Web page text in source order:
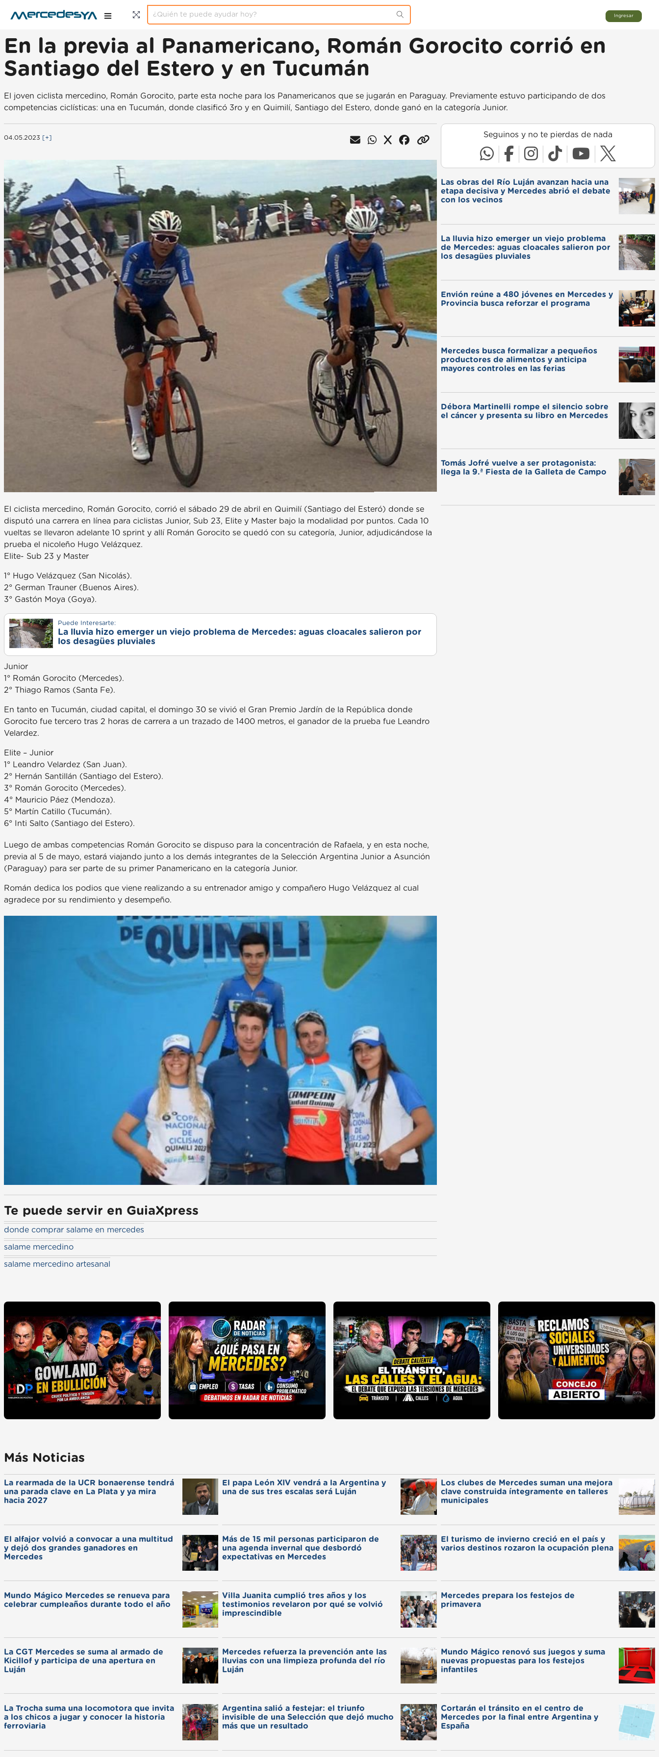
Ingresar
En la previa al Panamericano, Román Gorocito corrió en
Santiago del Estero y en Tucumán
El joven ciclista mercedino, Román Gorocito, parte esta noche para los Panamericanos que se jugarán en Paraguay. Previamente estuvo participando de dos
competencias ciclísticas: una en Tucumán, donde clasificó 3ro y en Quimilí, Santiago del Estero, donde ganó en la categoría Junior.
04.05.2023 [+]
El ciclista mercedino, Román Gorocito, corrió el sábado 29 de abril en Quimilí (Santiago del Esteró) donde se
disputó una carrera en línea para ciclistas Junior, Sub 23, Elite y Master bajo la modalidad por puntos. Cada 10
vueltas se llevaron adelante 10 sprint y allí Román Gorocito se quedó con su categoría, Junior, adjudicándose la
prueba el nicoleño Hugo Velázquez.
Elite- Sub 23 y Master
1° Hugo Velázquez (San Nicolás).
2° German Trauner (Buenos Aires).
3° Gastón Moya (Goya).
Puede Interesarte:
La lluvia hizo emerger un viejo problema de Mercedes: aguas cloacales salieron por
los desagües pluviales
Junior
1° Román Gorocito (Mercedes).
2° Thiago Ramos (Santa Fe).
En tanto en Tucumán, ciudad capital, el domingo 30 se vivió el Gran Premio Jardín de la República donde
Gorocito fue tercero tras 2 horas de carrera a un trazado de 1400 metros, el ganador de la prueba fue Leandro
Velardez.
Elite – Junior
1° Leandro Velardez (San Juan).
2° Hernán Santillán (Santiago del Estero).
3° Román Gorocito (Mercedes).
4° Mauricio Páez (Mendoza).
5° Martín Catillo (Tucumán).
6° Inti Salto (Santiago del Estero).
Luego de ambas competencias Román Gorocito se dispuso para la concentración de Rafaela, y en esta noche,
previa al 5 de mayo, estará viajando junto a los demás integrantes de la Selección Argentina Junior a Asunción
(Paraguay) para ser parte de su primer Panamericano en la categoría Junior.
Román dedica los podios que viene realizando a su entrenador amigo y compañero Hugo Velázquez al cual
agradece por su rendimiento y desempeño.
Te puede servir en GuiaXpress
donde comprar salame en mercedes
salame mercedino
salame mercedino artesanal
Seguinos y no te pierdas de nada
Las obras del Río Luján avanzan hacia una
etapa decisiva y Mercedes abrió el debate
con los vecinos
La lluvia hizo emerger un viejo problema
de Mercedes: aguas cloacales salieron por
los desagües pluviales
Envión reúne a 480 jóvenes en Mercedes y
Provincia busca reforzar el programa
Mercedes busca formalizar a pequeños
productores de alimentos y anticipa
mayores controles en las ferias
Débora Martinelli rompe el silencio sobre
el cáncer y presenta su libro en Mercedes
Tomás Jofré vuelve a ser protagonista:
llega la 9.ª Fiesta de la Galleta de Campo
Más Noticias
La rearmada de la UCR bonaerense tendrá
una parada clave en La Plata y ya mira
hacia 2027
El papa León XIV vendrá a la Argentina y
una de sus tres escalas será Luján
Los clubes de Mercedes suman una mejora
clave construida íntegramente en talleres
municipales
El alfajor volvió a convocar a una multitud
y dejó dos grandes ganadores en
Mercedes
Más de 15 mil personas participaron de
una agenda invernal que desbordó
expectativas en Mercedes
El turismo de invierno creció en el país y
varios destinos rozaron la ocupación plena
Mundo Mágico Mercedes se renueva para
celebrar cumpleaños durante todo el año
Villa Juanita cumplió tres años y los
testimonios revelaron por qué se volvió
imprescindible
Mercedes prepara los festejos de
primavera
La CGT Mercedes se suma al armado de
Kicillof y participa de una apertura en
Luján
Mercedes refuerza la prevención ante las
lluvias con una limpieza profunda del río
Luján
Mundo Mágico renovó sus juegos y suma
nuevas propuestas para los festejos
infantiles
La Trocha suma una locomotora que invita
a los chicos a jugar y conocer la historia
ferroviaria
Argentina salió a festejar: el triunfo
invisible de una Selección que dejó mucho
más que un resultado
Cortarán el tránsito en el centro de
Mercedes por la final entre Argentina y
España